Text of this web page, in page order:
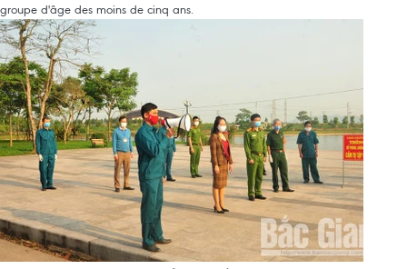
groupe d'âge des moins de cinq ans.